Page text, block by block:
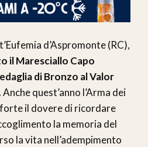
d’Aspromonte (RC),
il Maresciallo Capo
di Bronzo al Valor
Anche quest’anno l’Arma dei
il dovere di ricordare
la memoria del
la vita nell’adempimento